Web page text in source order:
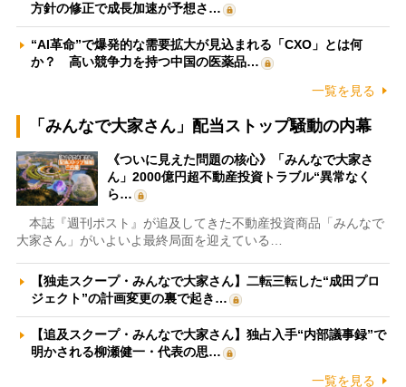
方針の修正で成長加速が予想さ…
“AI革命”で爆発的な需要拡大が見込まれる「CXO」とは何
か？ 高い競争力を持つ中国の医薬品…
一覧を見る
「みんなで大家さん」配当ストップ騒動の内幕
《ついに見えた問題の核心》「みんなで大家さ
ん」2000億円超不動産投資トラブル“異常なく
ら…
本誌『週刊ポスト』が追及してきた不動産投資商品「みんなで
大家さん」がいよいよ最終局面を迎えている…
【独走スクープ・みんなで大家さん】二転三転した“成田プロ
ジェクト”の計画変更の裏で起き…
【追及スクープ・みんなで大家さん】独占入手“内部議事録”で
明かされる柳瀬健一・代表の思…
一覧を見る